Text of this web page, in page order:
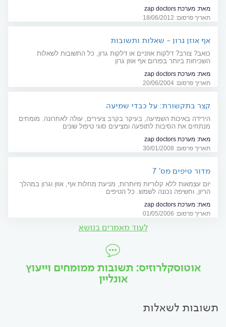
מאת: מערכת zap doctors
תאריך פרסום: 18/06/2012
אף אוזן גרון - שאלות ותשובות
כואב? צורב? דלקות אוזניים או דלקות גרון, כל התשובות לשאלות
השכיחות ביותר בפורום אף אוזן גרון
מאת: מערכת zap doctors
תאריך פרסום: 20/06/2004
קצר בתקשורת: על כבדי שמיעה
הירידה באיכות השמיעה, בעיקר בקרב צעירים, עולה לאחרונה. מומחים
מנתחים את הסיבות לתופעה ומציעים סוגי טיפול שונים
מאת: מערכת zap doctors
תאריך פרסום: 30/01/2008
מדור טיפים מס' 7
יום עצמאות ללא קלוריות מיותרות, מניעת מחלות אף, אוזן וגרון במהלך
הריון, וחשיפה נכונה לשמש. כל הטיפים
מאת: מערכת zap doctors
תאריך פרסום: 01/05/2006
לעוד מאמרים בנושא
אוטוסקלרוזיס: תשובות ממומחים וייעוץ
אונליין
תשובות לשאלות